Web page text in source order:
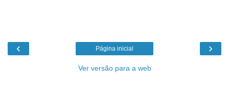
‹ ›
Página inicial
Ver versão para a web